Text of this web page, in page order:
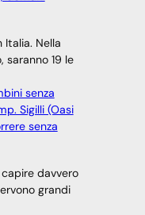
Italia. Nella
saranno 19 le
senza
Sigilli (Oasi
senza
davvero
grandi